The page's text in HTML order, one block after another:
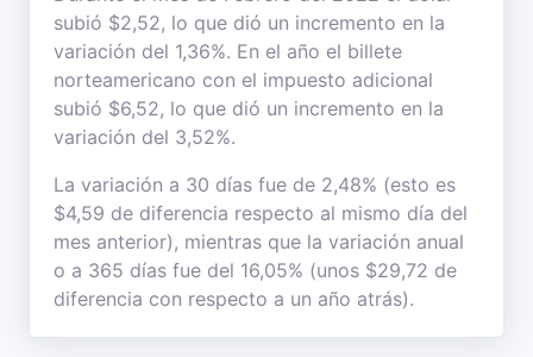
subió $2,52, lo que dió un incremento en la
variación del 1,36%. En el año el billete
norteamericano con el impuesto adicional
subió $6,52, lo que dió un incremento en la
variación del 3,52%.
La variación a 30 días fue de 2,48% (esto es
$4,59 de diferencia respecto al mismo día del
mes anterior), mientras que la variación anual
o a 365 días fue del 16,05% (unos $29,72 de
diferencia con respecto a un año atrás).